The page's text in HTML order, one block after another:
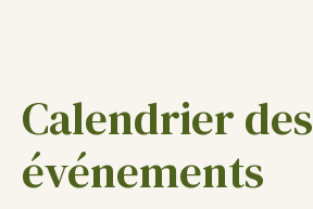
Calendrier des
événements